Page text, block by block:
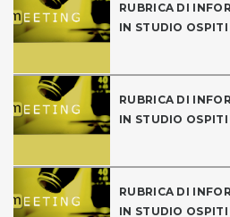
RUBRICA DI
IN STUDIO
RUBRICA DI
IN STUDIO
RUBRICA DI
IN STUDIO